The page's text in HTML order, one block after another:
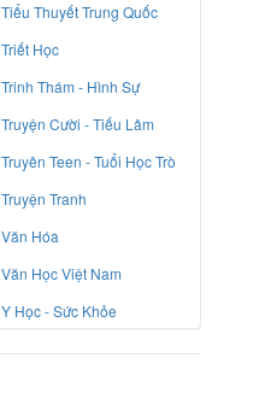
Tiểu Thuyết Trung Quốc
Triết Học
Trinh Thám - Hình Sự
Truyện Cười - Tiếu Lâm
Truyên Teen - Tuổi Học Trò
Truyện Tranh
Văn Hóa
Văn Học Việt Nam
Y Học - Sức Khỏe